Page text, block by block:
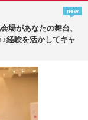
new
場があなたの舞台、
経験を活かしてキャ